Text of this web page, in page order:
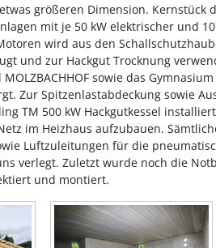
größeren Dimension. Kernstück
mit je 50 kW elektrischer und
wird aus den
und zur Hackgut Trocknung
sowie das
Zur Spitzenlastabdeckung sowie
TM 500 kW Hackgutkessel
im Heizhaus aufzubauen.
Luftzuleitungen für die
verlegt. Zuletzt wurde noch die
und montiert.